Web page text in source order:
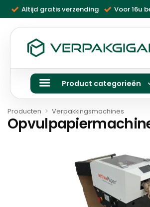
naar
inhoud
Altijd gratis verzending Voor 16u
Product categorieën
Producten > Verpakkingsmachines